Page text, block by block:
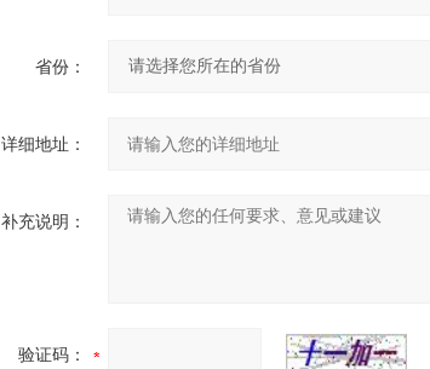
省份：
详细地址：
补充说明：
验证码：